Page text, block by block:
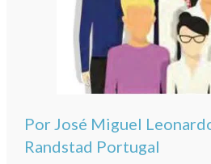
Por José Miguel
Randstad Portugal